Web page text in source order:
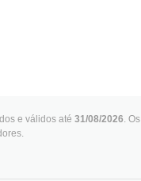
e válidos até 31/08/2026. Os